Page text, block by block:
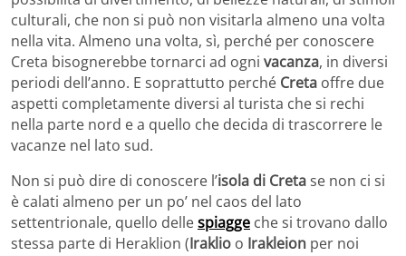
culturali, che non si può non visitarla almeno una volta
nella vita. Almeno una volta, sì, perché per conoscere
Creta bisognerebbe tornarci ad ogni vacanza, in diversi
periodi dell’anno. E soprattutto perché Creta offre due
aspetti completamente diversi al turista che si rechi
nella parte nord e a quello che decida di trascorrere le
vacanze nel lato sud.
Non si può dire di conoscere l’isola di Cretase non ci si
è calati almeno per un po’ nel caos del lato
settentrionale, quello dellespiagge che si trovano dallo
stessa parte di Heraklion (Iraklio o Irakleion per noi